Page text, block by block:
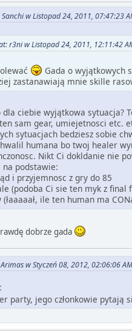
Sanchi w Listopad 24, 2011, 07:47:23
r3ni w Listopad 24, 2011, 12:11:42
Gada o wyjątkowych
zastanawiają mnie skille
dla ciebie wyjątkowa sytuacja?
sam gear, umiejetnosci etc.
sytuacjach bedziesz sobie
humana bo twoj healer
Nikt Ci dokldanie nie
na podstawie:
i przyjemnosc z gry do 85
(podoba Ci sie ten myk z final
(łaaaaał, ile ten human ma
dobrze gada
w Styczeń 08, 2012, 02:06:06 AM
party, jego członkowie pytają